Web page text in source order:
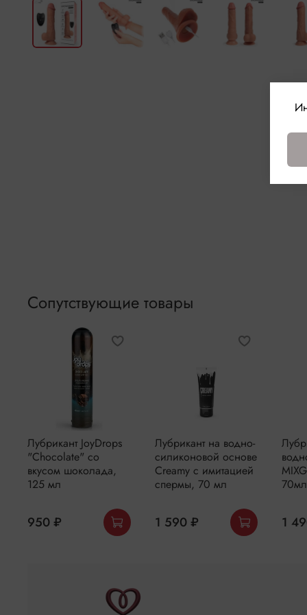
Сопутствующие товары
Лубрикант JoyDrops
"Chocolate" со
вкусом шоколада,
125 мл
950 ₽
Лубрикант на водно-
силиконовой основе
Creamy с имитацией
спермы, 70 мл
1 590 ₽
70мл
1